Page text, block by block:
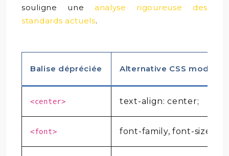
souligne une analyse rigoureuse des
standards actuels.
Balise dépréciée Alternative CSS moderne
<center> text-align: center;
<font> font-family, font-size